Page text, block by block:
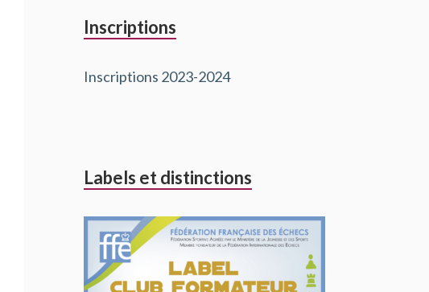
Inscriptions
Inscriptions 2023-2024
Labels et distinctions